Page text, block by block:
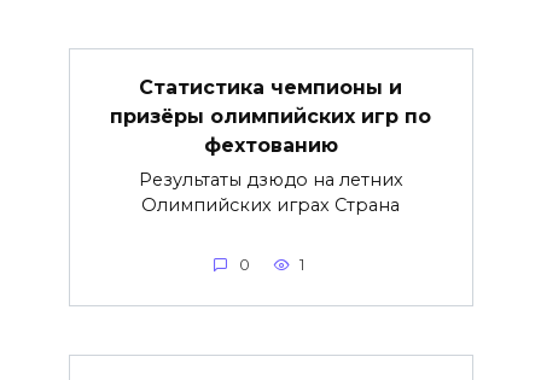
Статистика чемпионы и
призёры олимпийских игр по
фехтованию
Результаты дзюдо на летних
Олимпийских играх Страна
0 1